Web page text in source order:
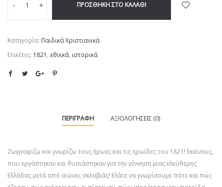
- + ΠΡΟΣΘΉΚΗ ΣΤΟ ΚΑΛΆΘΙ
Κατηγορία: Παιδικά Χριστιανικά
Ετικέτες: 1821 , εθνικά, ιστορικά
ΠΕΡΙΓΡΑΦΉ ΑΞΙΟΛΟΓΉΣΕΙΣ (0)
Ζωγραφίζω και γνωρίζω τους ήρωες και τις ηρωίδες του 1821! Εκείνους,
που εργάστηκαν και θυσιάστηκαν για την γέννηση μιας ελεύθερης
Ελλάδας μετά από αιώνες σκλαβιάς! Ελάτε να γνωρίσουμε πότε και πώς